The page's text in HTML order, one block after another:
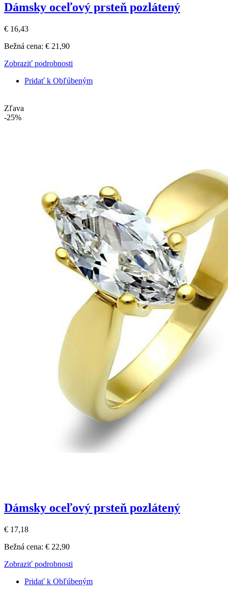
Dámsky oceľový prsteň pozlátený
€ 16,43
Bežná cena: € 21,90
Zobraziť podrobnosti
Pridať k Obľúbeným
Zľava
-25%
Dámsky oceľový prsteň pozlátený
€ 17,18
Bežná cena: € 22,90
Zobraziť podrobnosti
Pridať k Obľúbeným